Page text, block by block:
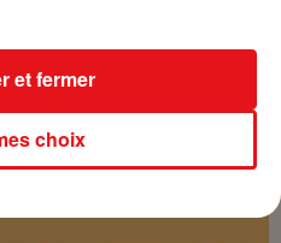
village-
festineuf-2022/
choix
et fermer